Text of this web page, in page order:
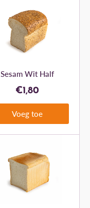
Sesam Wit Half
€1,80
Voeg toe